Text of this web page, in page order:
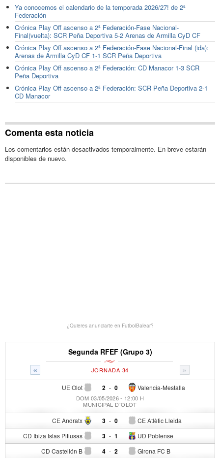
Ya conocemos el calendario de la temporada 2026/27! de 2ª
Federación
Crónica Play Off ascenso a 2ª Federación-Fase Nacional-
Final(vuelta): SCR Peña Deportiva 5-2 Arenas de Armilla CyD CF
Crónica Play Off ascenso a 2ª Federación-Fase Nacional-Final (ida):
Arenas de Armilla CyD CF 1-1 SCR Peña Deportiva
Crónica Play Off ascenso a 2ª Federación: CD Manacor 1-3 SCR
Peña Deportiva
Crónica Play Off ascenso a 2ª Federación: SCR Peña Deportiva 2-1
CD Manacor
Comenta esta noticia
Los comentarios están desactivados temporalmente. En breve estarán
disponibles de nuevo.
¿Quieres anunciarte en FutbolBalear?
Segunda RFEF (Grupo 3)
« »
JORNADA 34
UE Olot 2 - Valencia-Mestalla
0
DOM 03/05/2026 - 12:00 H
MUNICIPAL D´OLOT
CE Andratx 3 - CE Atlètic Lleida
0
CD Ibiza Islas Pitiusas 3 - UD Poblense
1
CD Castellón B 4 - Girona FC B
2